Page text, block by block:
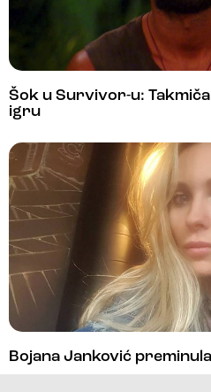
Šok u Survivor-u:
igru
Bojana Janković